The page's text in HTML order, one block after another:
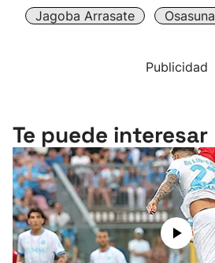
Jagoba Arrasate Osasuna
Publicidad
Te puede interesar